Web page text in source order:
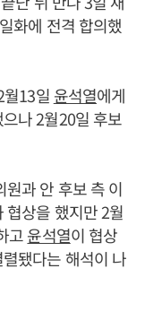
화에 전격 합의했
13일 윤석열에게
나 2월20일 후보
원과 안 후보 측 이
협상을 했지만 2월
고윤석열이 협상
됐다는 해석이 나